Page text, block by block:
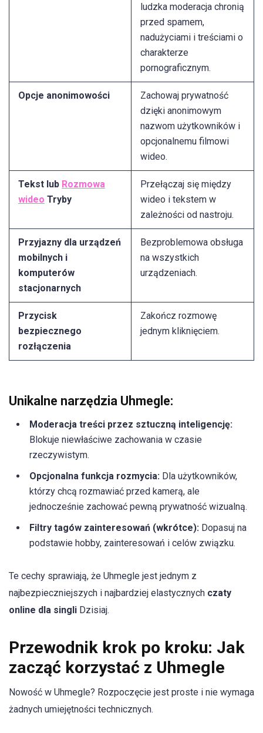
ludzka moderacja chronią
przed spamem,
nadużyciami i treściami o
charakterze
pornograficznym.
Opcje anonimowości
Zachowaj prywatność
dzięki anonimowym
nazwom użytkowników i
opcjonalnemu filmowi
wideo.
Tekst lub Rozmowa
wideo Tryby
Przełączaj się między
wideo i tekstem w
zależności od nastroju.
Przyjazny dla urządzeń
mobilnych i
komputerów
stacjonarnych
Bezproblemowa obsługa
na wszystkich
urządzeniach.
Przycisk
bezpiecznego
rozłączenia
Zakończ rozmowę
jednym kliknięciem.
Unikalne narzędzia Uhmegle:
Moderacja treści przez sztuczną inteligencję:
Blokuje niewłaściwe zachowania w czasie
rzeczywistym.
Opcjonalna funkcja rozmycia: Dla użytkowników,
którzy chcą rozmawiać przed kamerą, ale
jednocześnie zachować pewną prywatność wizualną.
Filtry tagów zainteresowań (wkrótce): Dopasuj na
podstawie hobby, zainteresowań i celów związku.
Te cechy sprawiają, że Uhmegle jest jednym z
najbezpieczniejszych i najbardziej elastycznych czaty
online dla singli Dzisiaj.
Przewodnik krok po kroku: Jak
zacząć korzystać z Uhmegle
Nowość w Uhmegle? Rozpoczęcie jest proste i nie wymaga
żadnych umiejętności technicznych.